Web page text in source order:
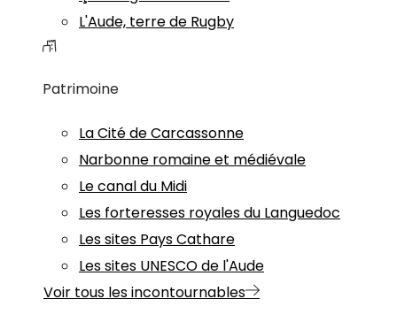
L'Aude, terre de Rugby
Patrimoine
La Cité de Carcassonne
Narbonne romaine et médiévale
Le canal du Midi
Les forteresses royales du Languedoc
Les sites Pays Cathare
Les sites UNESCO de l'Aude
Voir tous les incontournables